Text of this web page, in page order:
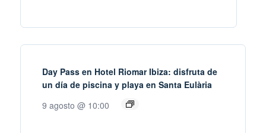
Day Pass en Hotel Riomar Ibiza: disfruta de
un día de piscina y playa en Santa Eulària
9 agosto @ 10:00